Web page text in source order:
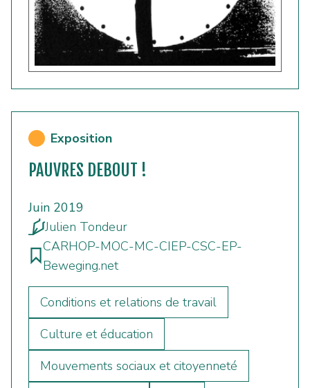
Exposition
PAUVRES DEBOUT !
Juin 2019
Julien Tondeur
CARHOP-MOC-MC-CIEP-CSC-EP-
Beweging.net
Conditions et relations de travail
Culture et éducation
Mouvements sociaux et citoyenneté